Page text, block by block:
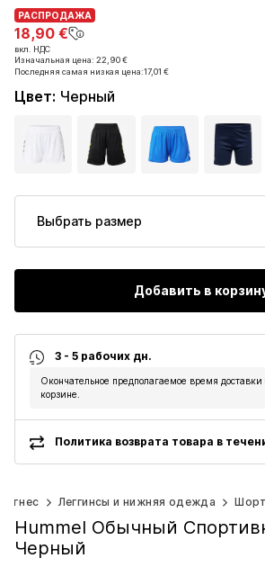
РАСПРОДАЖА
18,90 €
вкл. НДС
Изначальная цена: 22,90 €
Последняя самая низкая цена:17,01 €
РАСПРОДАЖА
18,90 €
вкл. НДС
Изначальная цена: 22,90 €
Последняя самая низкая цена:17,01 €
Цвет: Черный
Выбрать размер
Добавить в
3 - 5 рабочих дн.
Окончательное предполагаемое время доставки
корзине.
Политика возврата товара в
Леггинсы и нижняя одежда
Hummel Обычный
Черный